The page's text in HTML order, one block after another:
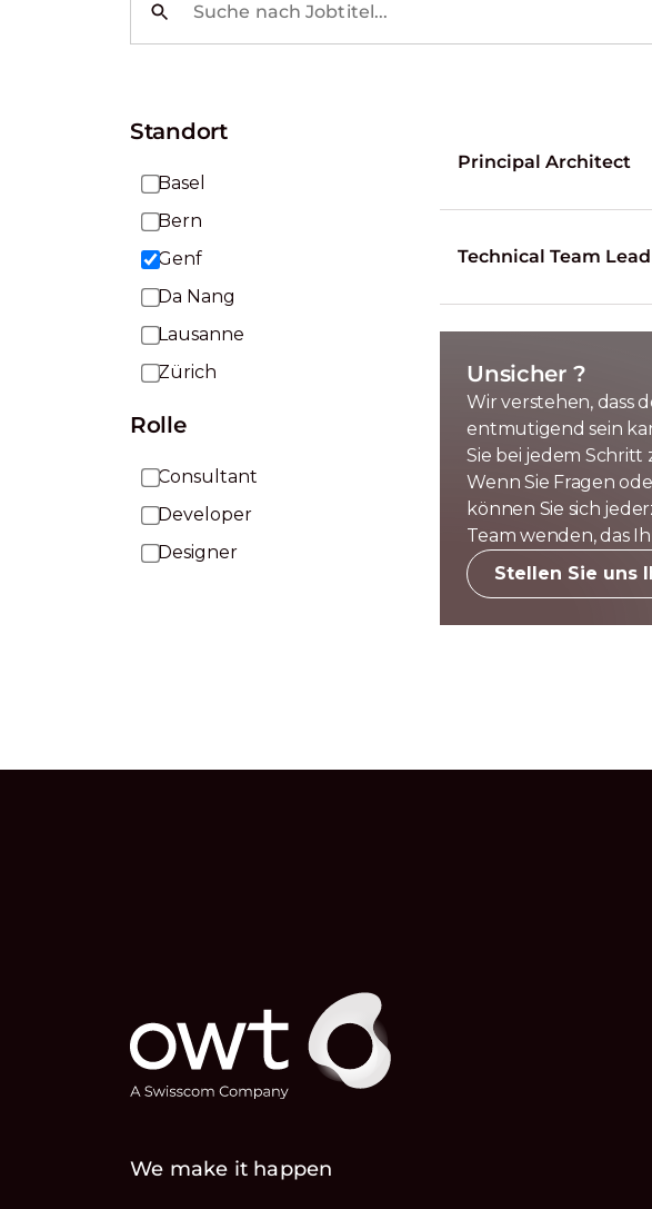
Standort
Basel
Bern
Genf
Da Nang
Lausanne
Zürich
Rolle
Consultant
Developer
Designer
Principal Architect
Technical Team Lead
Unsicher ?
Wir verstehen, dass
entmutigend sein
Sie bei jedem
Wenn Sie Fragen
können Sie sich
Team wenden, das
Stellen Sie uns
We make it happen